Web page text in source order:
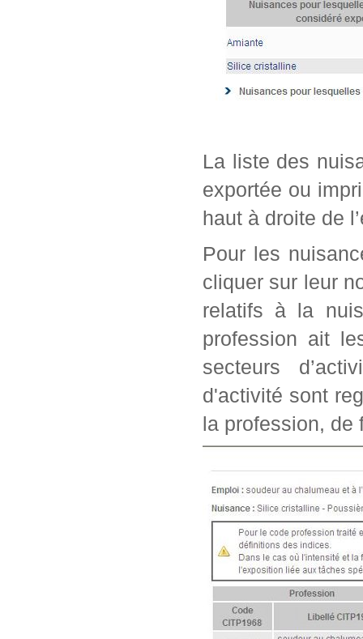
La liste des
exportée ou
haut à droite de
Pour les
cliquer sur leur
relatifs à la
profession ait
secteurs
d'activité sont
la profession, de